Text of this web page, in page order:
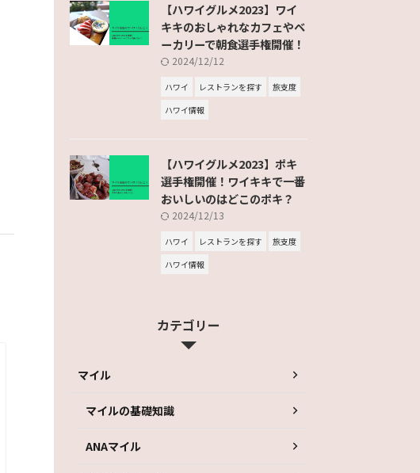
【ハワイグルメ2023】ワイ
キキのおしゃれなカフェやベ
ーカリーで朝食選手権開催！
2024/12/12
ハワイ レストランを探す
旅支度
ハワイ情報
【ハワイグルメ2023】ポキ
選手権開催！ワイキキで一番
おいしいのはどこのポキ？
2024/12/13
ハワイ レストランを探す
旅支度
ハワイ情報
カテゴリー
マイル
マイルの基礎知識
ANAマイル